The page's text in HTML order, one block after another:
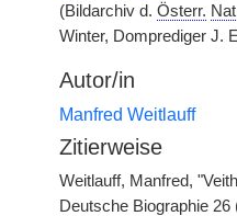
(Bildarchiv d. Österr.
Winter, Domprediger J.
Autor/in
Manfred Weitlauff
Zitierweise
Weitlauff, Manfred,
Deutsche Biographie